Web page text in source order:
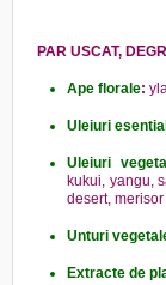
PAR USCAT,
Ape florale:
Uleiuri
Uleiuri
kukui, yangu,
desert, merisor
Unturi
Extracte de